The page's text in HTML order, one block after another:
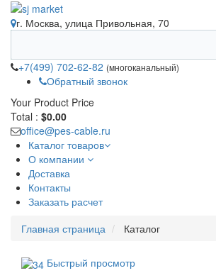
г. Москва, улица Привольная, 70
+7(499) 702-62-82 (многоканальный)
Обратный звонок
Your Product Price
Total : $0.00
office@pes-cable.ru
Каталог товаров
О компании
Доставка
Контакты
Заказать расчет
Главная страница Каталог
Быстрый просмотр